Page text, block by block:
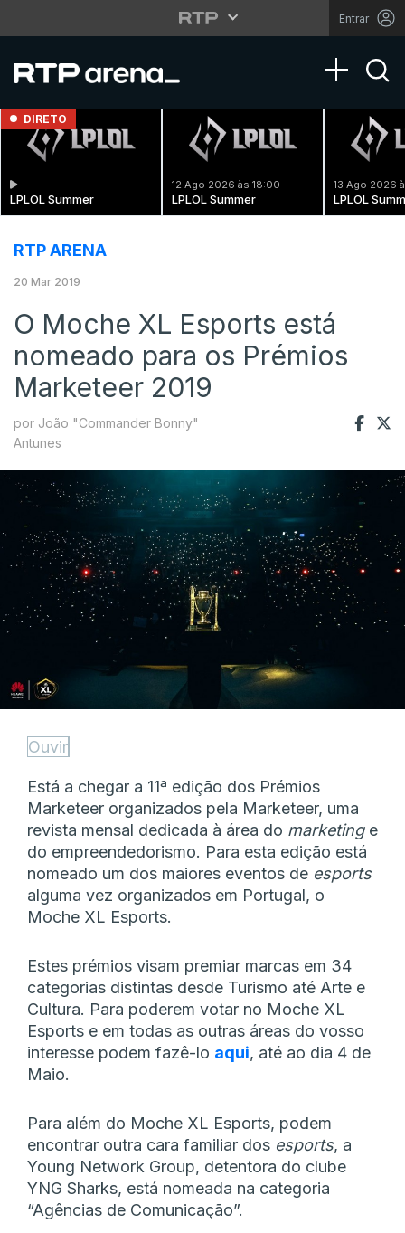
Entrar
Toggle
DIRETO
LPLOL Summer
12 Ago 2026 às 18:00
LPLOL Summer
13 Ago 2026
LPLOL
RTP ARENA
20 Mar 2019
O Moche XL Esports está
nomeado para os Prémios
Marketeer 2019
por João "Commander Bonny"
Antunes
Ouvir
Está a chegar a 11ª edição dos Prémios
Marketeer organizados pela Marketeer, uma
revista mensal dedicada à área do marketinge
do empreendedorismo. Para esta edição está
nomeado um dos maiores eventos de esports
alguma vez organizados em Portugal, o
Moche XL Esports.
Estes prémios visam premiar marcas em 34
categorias distintas desde Turismo até Arte e
Cultura. Para poderem votar no Moche XL
Esports e em todas as outras áreas do vosso
interesse podem fazê-lo aqui, até ao dia 4 de
Maio.
Para além do Moche XL Esports, podem
encontrar outra cara familiar dos esports, a
Young Network Group, detentora do clube
YNG Sharks, está nomeada na categoria
“Agências de Comunicação”.